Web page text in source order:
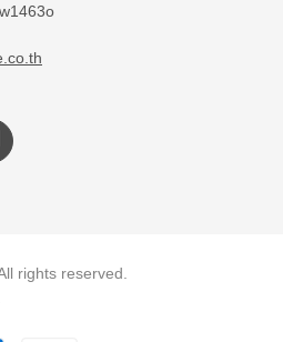
rights reserved.